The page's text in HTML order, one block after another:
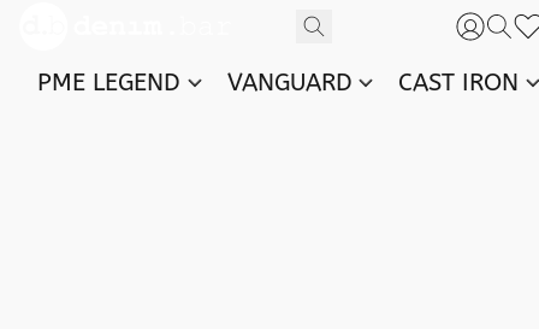
PME LEGEND VANGUARD CAST IRON